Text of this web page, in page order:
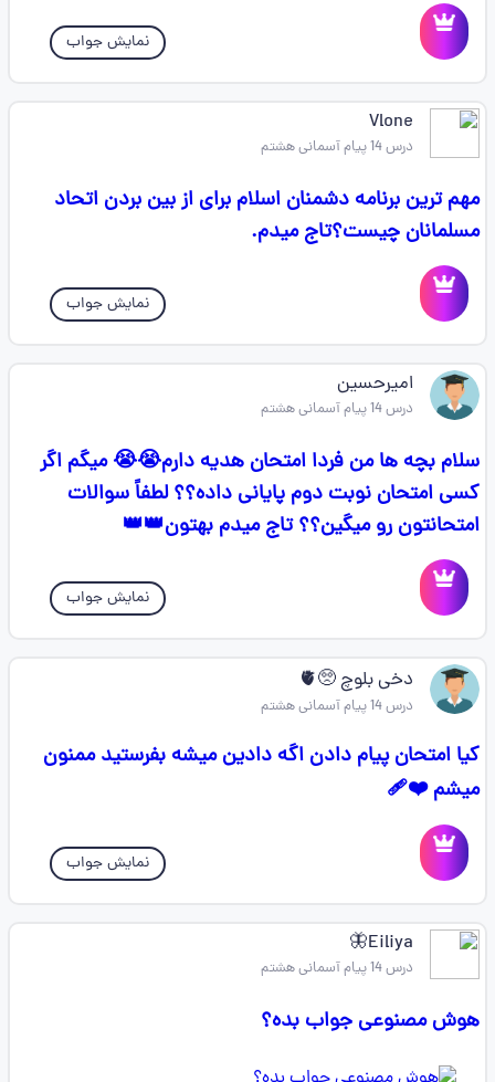
نمایش جواب
Vlone ‌‌‌‌‌‌‌‌‌
درس 14 پیام آسمانی هشتم
مهم ترین برنامه دشمنان اسلام برای از بین بردن اتحاد
مسلمانان چیست؟تاج میدم.
نمایش جواب
امیرحسین
درس 14 پیام آسمانی هشتم
سلام بچه ها من فردا امتحان هدیه دارم😭😭 میگم اگر
کسی امتحان نوبت دوم پایانی داده؟؟ لطفاً سوالات
امتحانتون رو میگین؟؟ تاج میدم بهتون👑👑
نمایش جواب
دخی بلوچ 🥺🫀
درس 14 پیام آسمانی هشتم
کیا امتحان پیام دادن اگه دادین میشه بفرستید ممنون
میشم ❤️‍🩹
نمایش جواب
Eiliya🦋
درس 14 پیام آسمانی هشتم
هوش مصنوعی جواب بده؟